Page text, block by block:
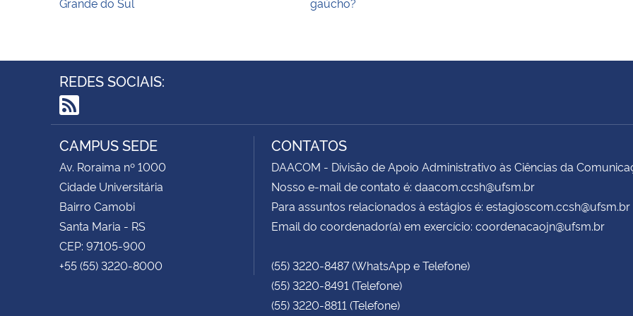
REDES SOCIAIS:
RSS
CAMPUS SEDE
Av. Roraima nº 1000
Cidade Universitária
Bairro Camobi
Santa Maria - RS
CEP: 97105-900
+55 (55) 3220-8000
CONTATOS
DAACOM - Divisão de Apoio Administrativo às Ciências da
Nosso e-mail de contato é: daacom.ccsh@ufsm.br
Para assuntos relacionados à estágios é: estagioscom.ccsh@ufsm.br
Email do coordenador(a) em exercício: coordenacaojn@ufsm.br
(55) 3220-8487 (WhatsApp e Telefone)
(55) 3220-8491 (Telefone)
(55) 3220-8811 (Telefone)